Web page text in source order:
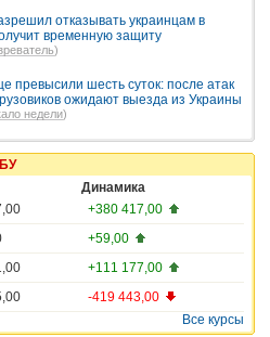
отказывать украинцам в
временную защиту
)
превысили шесть суток: после атак
ожидают выезда из Украины
недели)
Динамика
+380 417,00
+59,00
+111 177,00
-419 443,00
Все курсы